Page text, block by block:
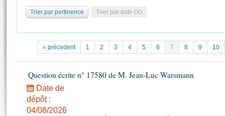
Pétitions
Projets de loi
Propositions de loi
Amendements
Textes adoptés
Statistiques et chiffres clés
Documents de référence
( Constitution | Règlement de l'Assemblée ... )
Histoire
Juniors
La Bibliothèque
Contacts et plan d'accès
Photos libres de droit
Trier par pertinence Trier par date (X)
« précedent 1 2 3 4 5 6 7 8 9 10
Question écrite n° 17580 de M. Jean-Luc Warsmann
Date de
dépôt :
04/08/2026